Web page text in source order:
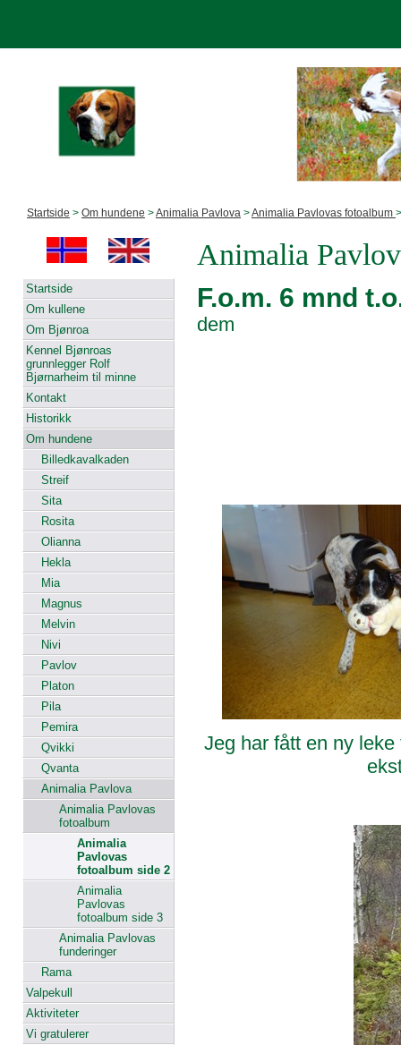
Startside > Om hundene >Animalia Pavlova >Animalia Pavlovas fotoalbum
Startside
Om kullene
Om Bjønroa
Kennel Bjønroas
grunnlegger Rolf
Bjørnarheim til minne
Kontakt
Historikk
Om hundene
Billedkavalkaden
Streif
Sita
Rosita
Olianna
Hekla
Mia
Magnus
Melvin
Nivi
Pavlov
Platon
Pila
Pemira
Qvikki
Qvanta
Animalia Pavlova
Animalia Pavlovas
fotoalbum
Animalia
Pavlovas
fotoalbum side 2
Animalia
Pavlovas
fotoalbum side 3
Animalia Pavlovas
funderinger
Rama
Valpekull
Aktiviteter
Vi gratulerer
Animalia
F.o.m. 6 mnd
dem
Jeg har fått en ny